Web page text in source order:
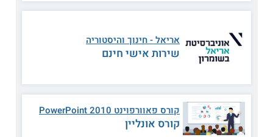
התפתחות סנסומוטורית לקויות שפה ודיבור
התפתחותית
שירה ישראלית בת
זמננו
אריאל - חינוך והיסטוריה
שירות אישי חינם
קורס פאוורפוינט 2010 PowerPoint
קורס אונליין